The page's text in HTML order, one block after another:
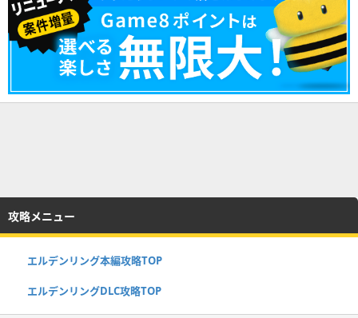
攻略メニュー
エルデンリング本編攻略TOP
エルデンリングDLC攻略TOP